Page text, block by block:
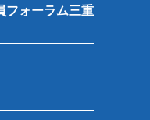
フォーラム三重